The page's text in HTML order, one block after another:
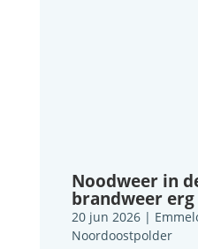
Noodweer in
brandweer
20 jun 2026|
Noordoostpolder